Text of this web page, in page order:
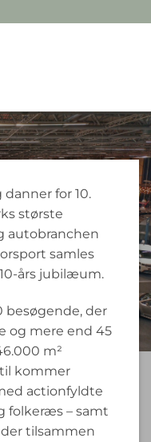
for 10.
største
autobranchen
samles
års jubilæum.
besøgende, der
og mere end 45
m²
kommer
actionfyldte
folkeræs – samt
tilsammen